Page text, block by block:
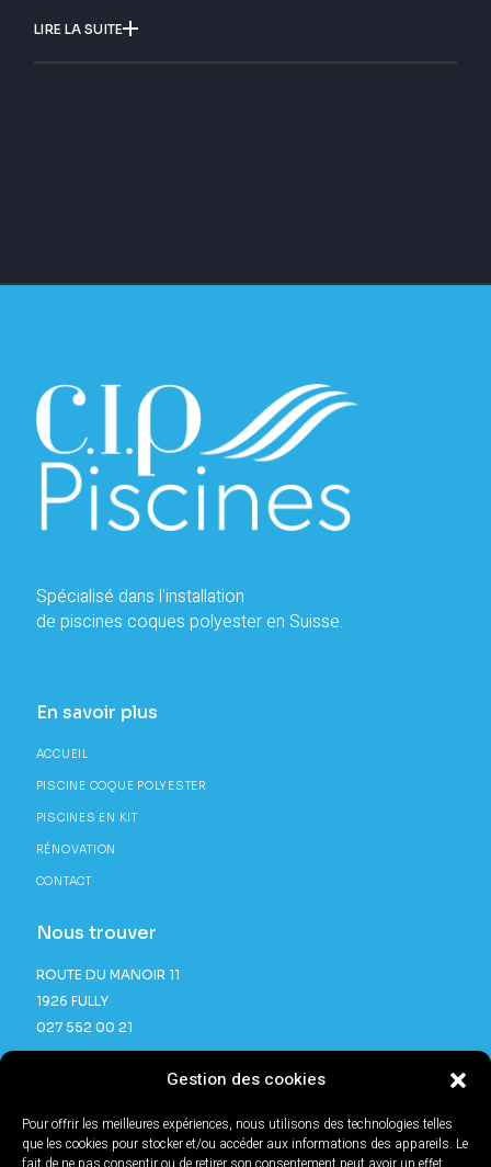
Gestion des cookies
Pour offrir les meilleures expériences, nous utilisons des technologies telles
que les cookies pour stocker et/ou accéder aux informations des appareils. Le
LIRE LA SUITE
Spécialisé dans l'installation
de piscines coques polyester en Suisse.
En savoir plus
ACCUEIL
PISCINE COQUE POLYESTER
PISCINES EN KIT
RÉNOVATION
CONTACT
Nous trouver
ROUTE DU MANOIR 11
1926 FULLY
027 552 00 21